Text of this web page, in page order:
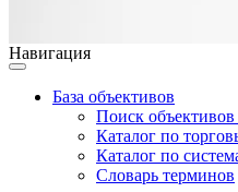
Навигация
База объективов
Поиск
Каталог по
Каталог по
Словарь терминов